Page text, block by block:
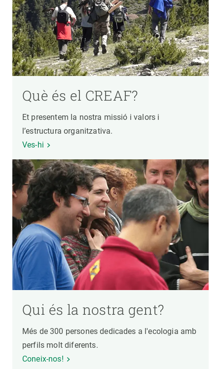
Què és el CREAF?
Et presentem la nostra missió i valors i
l’estructura organitzativa.
Ves-hi
Qui és la nostra gent?
Més de 300 persones dedicades a l'ecologia amb
perfils molt diferents.
Coneix-nos!